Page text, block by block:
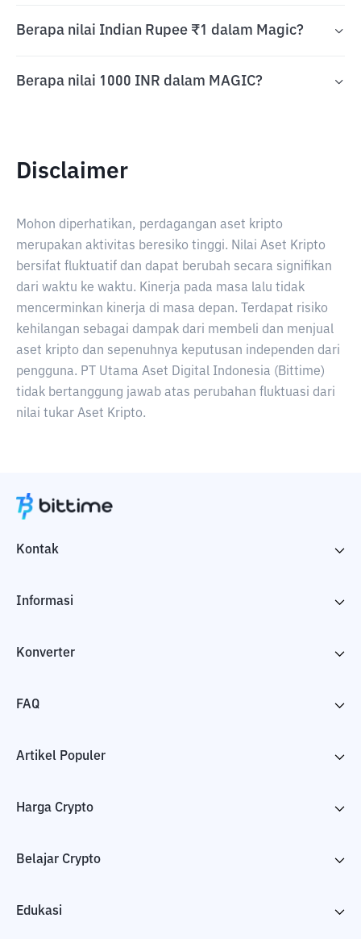
Berapa nilai Indian Rupee ₹1 dalam Magic?
Berapa nilai 1000 INR dalam MAGIC?
Disclaimer
Mohon diperhatikan, perdagangan aset kripto
merupakan aktivitas beresiko tinggi. Nilai Aset Kripto
bersifat fluktuatif dan dapat berubah secara signifikan
dari waktu ke waktu. Kinerja pada masa lalu tidak
mencerminkan kinerja di masa depan. Terdapat risiko
kehilangan sebagai dampak dari membeli dan menjual
aset kripto dan sepenuhnya keputusan independen dari
pengguna. PT Utama Aset Digital Indonesia (Bittime)
tidak bertanggung jawab atas perubahan fluktuasi dari
nilai tukar Aset Kripto.
Kontak
Informasi
Konverter
FAQ
Artikel Populer
Harga Crypto
Belajar Crypto
Edukasi